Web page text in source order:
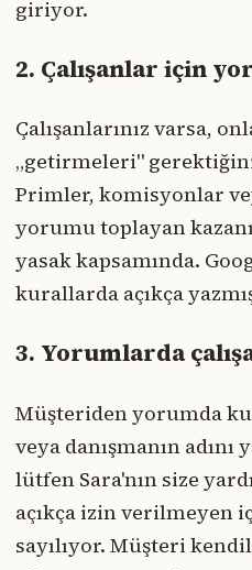
giriyor.
2. Çalışanlar için
Çalışanlarınız varsa,
„getirmeleri" gerektiğini
Primler, komisyonlar
yorumu toplayan
yasak kapsamında.
kurallarda açıkça
3. Yorumlarda
Müşteriden yorumda
veya danışmanın adını
lütfen Sara'nın size
açıkça izin verilmeyen
sayılıyor. Müşteri